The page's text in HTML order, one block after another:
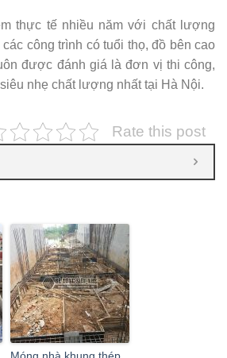
thực tế nhiều năm với chất lượng
công trình có tuổi thọ, đồ bên cao
được đánh giá là đơn vị thi công,
nhẹ chất lượng nhất tại Hà Nội.
Rate this post